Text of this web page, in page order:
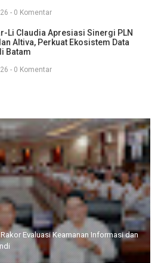
- 0 Komentar
Li Claudia Apresiasi Sinergi PLN
Altiva, Perkuat Ekosistem Data
Batam
- 0 Komentar
Evaluasi Keamanan Informasi dan